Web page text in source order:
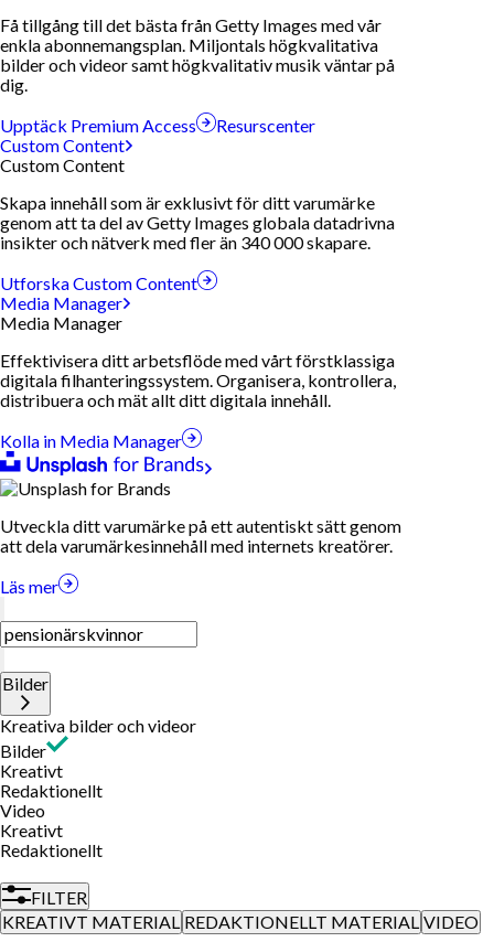
Få tillgång till det bästa från Getty Images med vår
enkla abonnemangsplan. Miljontals högkvalitativa
bilder och videor samt högkvalitativ musik väntar på
dig.
Upptäck Premium Access
Resurscenter
Custom Content
Custom Content
Skapa innehåll som är exklusivt för ditt varumärke
genom att ta del av Getty Images globala datadrivna
insikter och nätverk med fler än 340 000 skapare.
Utforska Custom Content
Media Manager
Media Manager
Effektivisera ditt arbetsflöde med vårt förstklassiga
digitala filhanteringssystem. Organisera, kontrollera,
distribuera och mät allt ditt digitala innehåll.
Kolla in Media Manager
Utveckla ditt varumärke på ett autentiskt sätt genom
att dela varumärkesinnehåll med internets kreatörer.
Läs mer
Bilder
Kreativa bilder och videor
Bilder
Kreativt
Redaktionellt
Video
Kreativt
Redaktionellt
FILTER
KREATIVT MATERIAL REDAKTIONELLT MATERIAL VIDEO